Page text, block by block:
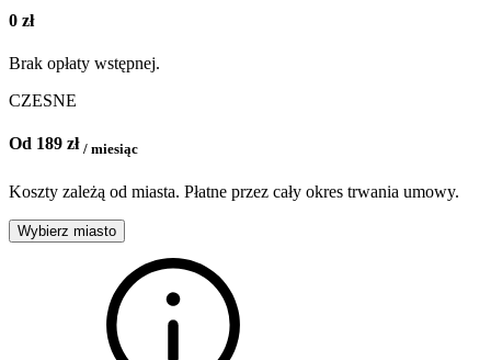
0 zł
Brak opłaty wstępnej.
CZESNE
Od 189 zł / miesiąc
Koszty zależą od miasta. Płatne przez cały okres trwania umowy.
Wybierz miasto